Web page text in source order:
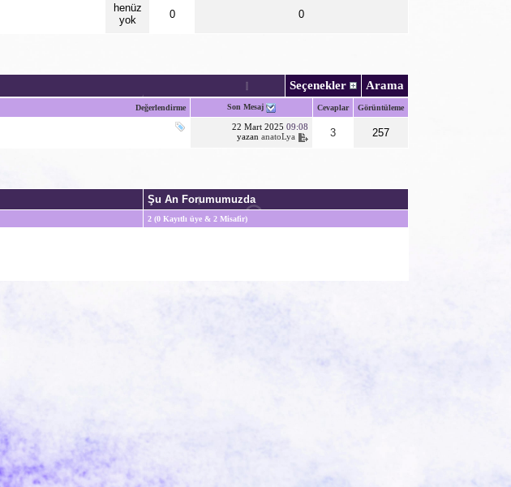
henüz
yok
0 0
Seçenekler Arama
Değerlendirme Son Mesaj Cevaplar Görüntüleme
22 Mart 202509:08
yazananatoLya 3 257
Şu An Forumumuzda
2 (0 Kayıtlı üye & 2 Misafir)